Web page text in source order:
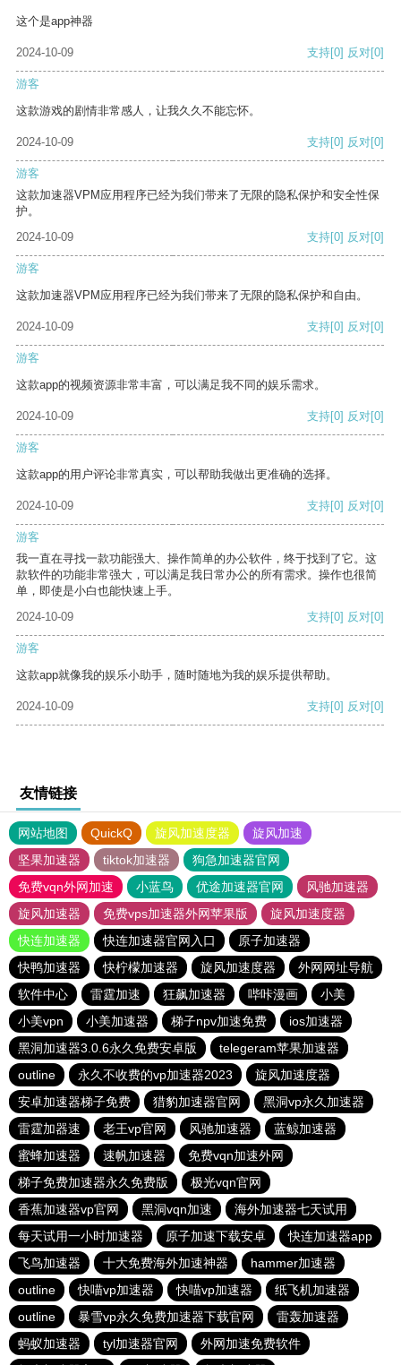
这个是app神器
2024-10-09 支持[0] 反对[0]
游客
这款游戏的剧情非常感人，让我久久不能忘怀。
2024-10-09 支持[0] 反对[0]
游客
这款加速器VPM应用程序已经为我们带来了无限的隐私保护和安全性保
护。
2024-10-09
支持[0] 反对[0]
游客
这款加速器VPM应用程序已经为我们带来了无限的隐私保护和自由。
2024-10-09 支持[0] 反对[0]
游客
这款app的视频资源非常丰富，可以满足我不同的娱乐需求。
2024-10-09 支持[0] 反对[0]
游客
这款app的用户评论非常真实，可以帮助我做出更准确的选择。
2024-10-09 支持[0] 反对[0]
游客
我一直在寻找一款功能强大、操作简单的办公软件，终于找到了它。这
款软件的功能非常强大，可以满足我日常办公的所有需求。操作也很简
单，即使是小白也能快速上手。
2024-10-09
支持[0] 反对[0]
游客
这款app就像我的娱乐小助手，随时随地为我的娱乐提供帮助。
2024-10-09 支持[0] 反对[0]
友情链接
网站地图 QuickQ 旋风加速度器
旋风加速
坚果加速器
tiktok加速器
狗急加速器官网
免费vqn外网加速
小蓝鸟 优途加速器官网
风驰加速器
旋风加速器
免费vps加速器外网苹果版
旋风加速度器
快连加速器
快连加速器官网入口
原子加速器
快鸭加速器
快柠檬加速器 旋风加速度器
外网网址导航
软件中心
雷霆加速 狂飙加速器 哔咔漫画
小美
小美vpn
小美加速器 梯子npv加速免费
ios加速器
黑洞加速器3.0.6永久免费安卓版
telegeram苹果加速器
outline
永久不收费的vp加速器2023
旋风加速度器
安卓加速器梯子免费
猎豹加速器官网
黑洞vp永久加速器
雷霆加器速
老王vp官网 风驰加速器
蓝鲸加速器
蜜蜂加速器
速帆加速器
免费vqn加速外网
梯子免费加速器永久免费版
极光vqn官网
香蕉加速器vp官网
黑洞vqn加速
海外加速器七天试用
每天试用一小时加速器
原子加速下载安卓
快连加速器app
飞鸟加速器
十大免费海外加速神器
hammer加速器
outline
快喵vp加速器 快喵vp加速器
纸飞机加速器
outline
暴雪vp永久免费加速器下载官网
雷轰加速器
蚂蚁加速器
tyl加速器官网
外网加速免费软件